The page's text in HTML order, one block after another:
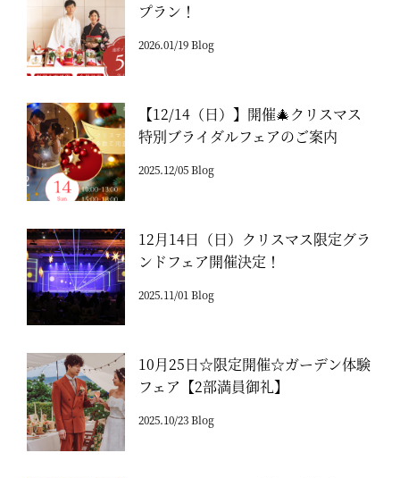
プラン！
2026.01/19 Blog
【12/14（日）】開催🎄クリスマス
特別ブライダルフェアのご案内
2025.12/05 Blog
12月14日（日）クリスマス限定グラ
ンドフェア開催決定！
2025.11/01 Blog
10月25日☆限定開催☆ガーデン体験
フェア【2部満員御礼】
2025.10/23 Blog